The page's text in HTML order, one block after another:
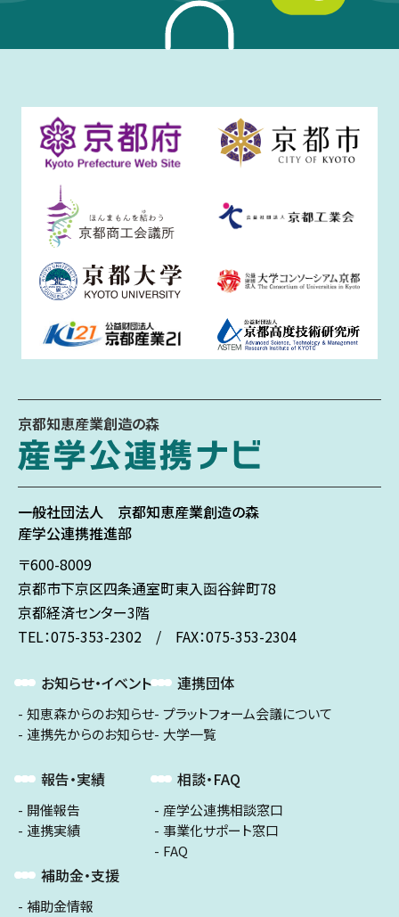
京都知恵産業創造の森
一般社団法人 京都知恵産業創造の森
産学公連携推進部
〒600-8009
京都市下京区四条通室町東入函谷鉾町78
京都経済センター3階
TEL：075-353-2302 / FAX：075-353-2304
お知らせ・イベント
知恵森からのお知らせ
連携先からのお知らせ
報告・実績
開催報告
連携実績
補助金・支援
補助金情報
連携団体
プラットフォーム会議について
大学一覧
相談・FAQ
産学公連携相談窓口
事業化サポート窓口
FAQ